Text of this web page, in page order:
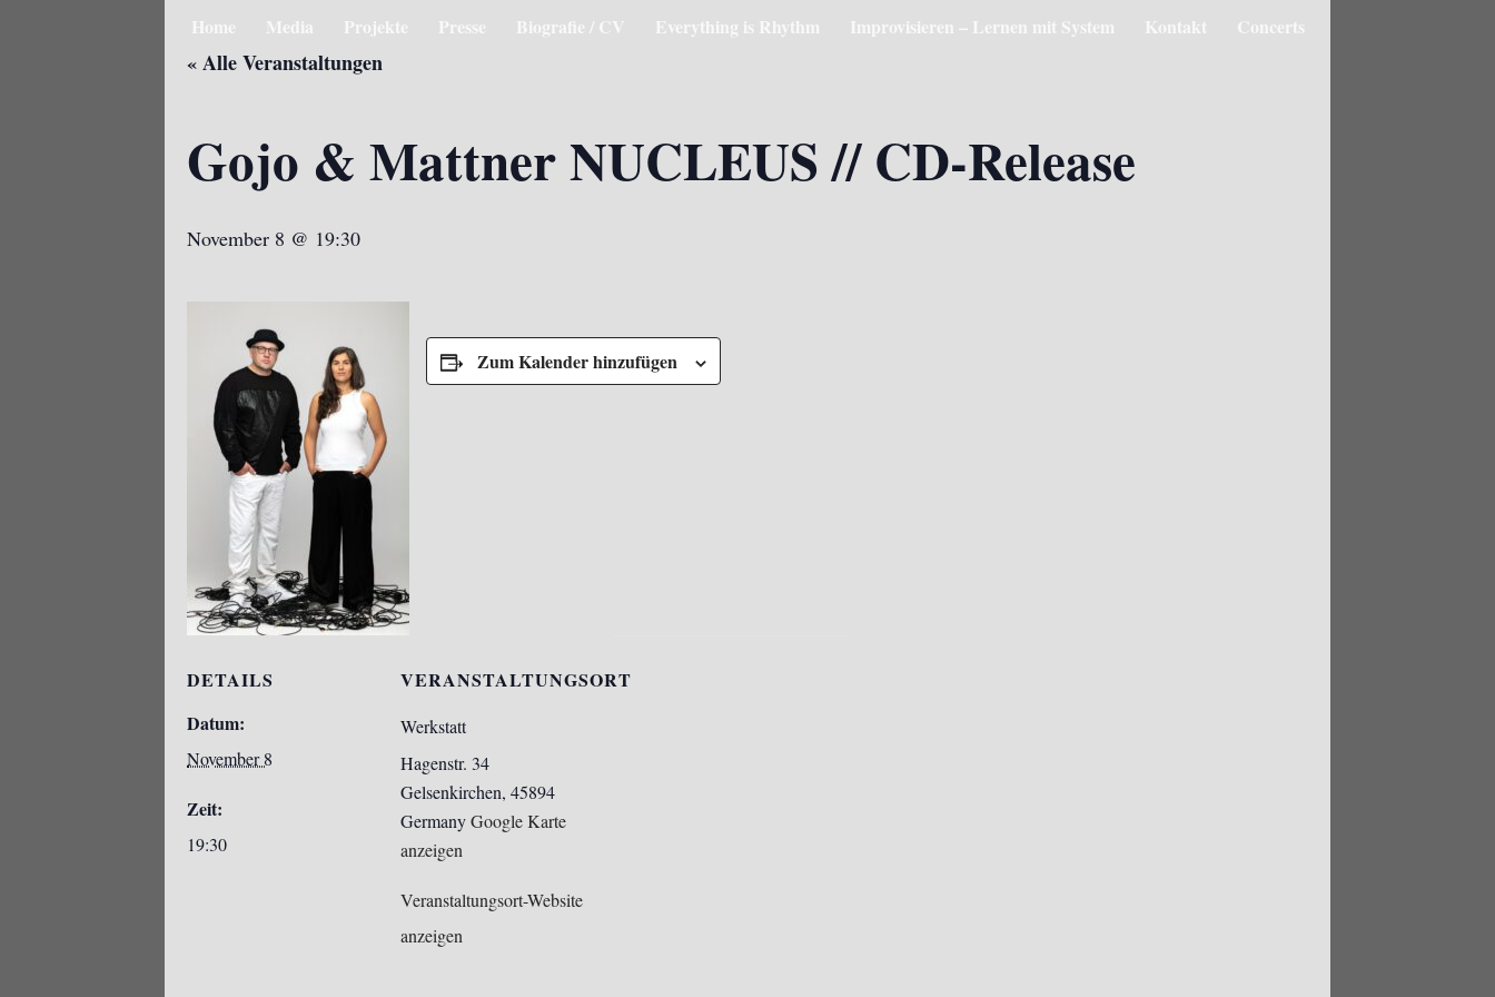
Home Media Projekte Presse Biografie / CV Everything is Rhythm Improvisieren – Lernen mit System Kontakt Concerts
« Alle Veranstaltungen
Gojo & Mattner NUCLEUS // CD-Release
November 8 @ 19:30
Zum Kalender hinzufügen
DETAILS
Datum:
November 8
Zeit:
19:30
VERANSTALTUNGSORT
Werkstatt
Hagenstr. 34
Gelsenkirchen, 45894
GermanyGoogle Karte
anzeigen
Veranstaltungsort-Website
anzeigen